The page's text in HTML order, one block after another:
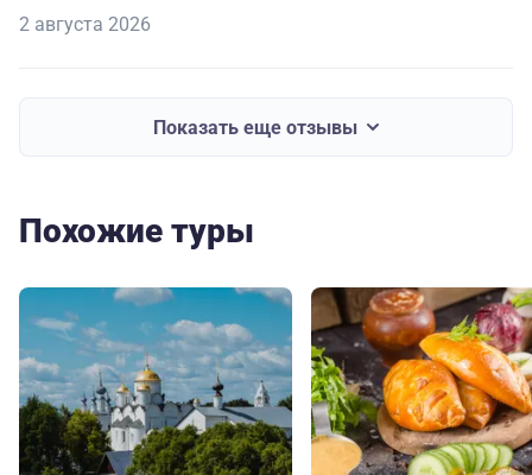
2 августа 2026
Показать еще отзывы
Похожие туры